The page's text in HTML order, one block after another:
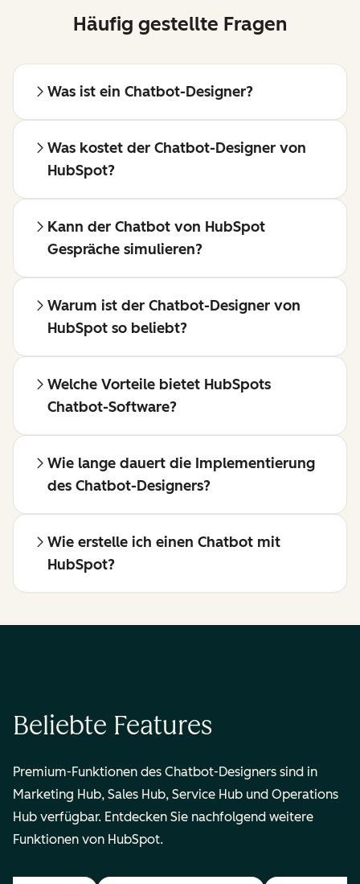
Häufig gestellte Fragen
Was ist ein Chatbot-Designer?
Was kostet der Chatbot-Designer von
HubSpot?
Kann der Chatbot von HubSpot
Gespräche simulieren?
Warum ist der Chatbot-Designer von
HubSpot so beliebt?
Welche Vorteile bietet HubSpots
Chatbot-Software?
Wie lange dauert die Implementierung
des Chatbot-Designers?
Wie erstelle ich einen Chatbot mit
HubSpot?
Beliebte Features
Premium-Funktionen des Chatbot-Designers sind in
Marketing Hub, Sales Hub, Service Hub und Operations
Hub verfügbar. Entdecken Sie nachfolgend weitere
Funktionen von HubSpot.